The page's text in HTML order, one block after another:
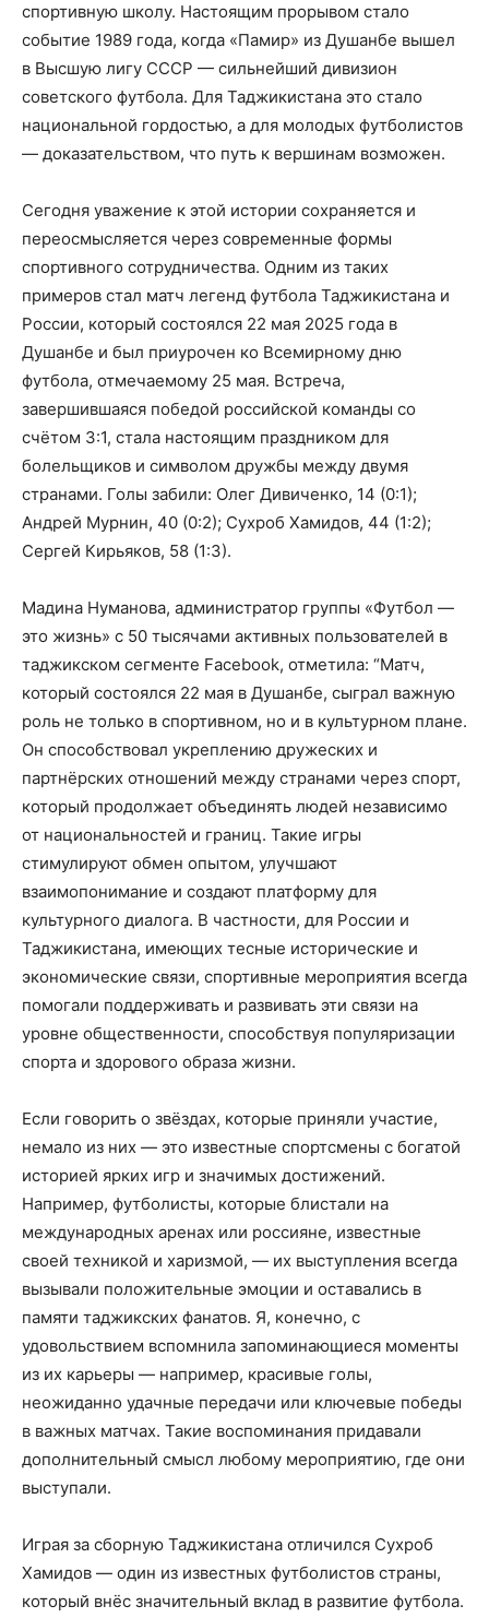
спортивную школу. Настоящим прорывом стало
событие 1989 года, когда «Памир» из Душанбе вышел
в Высшую лигу СССР — сильнейший дивизион
советского футбола. Для Таджикистана это стало
национальной гордостью, а для молодых футболистов
— доказательством, что путь к вершинам возможен.
Сегодня уважение к этой истории сохраняется и
переосмысляется через современные формы
спортивного сотрудничества. Одним из таких
примеров стал матч легенд футбола Таджикистана и
России, который состоялся 22 мая 2025 года в
Душанбе и был приурочен ко Всемирному дню
футбола, отмечаемому 25 мая. Встреча,
завершившаяся победой российской команды со
счётом 3:1, стала настоящим праздником для
болельщиков и символом дружбы между двумя
странами. Голы забили: Олег Дивиченко, 14 (0:1);
Андрей Мурнин, 40 (0:2); Сухроб Хамидов, 44 (1:2);
Сергей Кирьяков, 58 (1:3).
Мадина Нуманова, администратор группы «Футбол —
это жизнь» с 50 тысячами активных пользователей в
таджикском сегменте Facebook, отметила: “Матч,
который состоялся 22 мая в Душанбе, сыграл важную
роль не только в спортивном, но и в культурном плане.
Он способствовал укреплению дружеских и
партнёрских отношений между странами через спорт,
который продолжает объединять людей независимо
от национальностей и границ. Такие игры
стимулируют обмен опытом, улучшают
взаимопонимание и создают платформу для
культурного диалога. В частности, для России и
Таджикистана, имеющих тесные исторические и
экономические связи, спортивные мероприятия всегда
помогали поддерживать и развивать эти связи на
уровне общественности, способствуя популяризации
спорта и здорового образа жизни.
Если говорить о звёздах, которые приняли участие,
немало из них — это известные спортсмены с богатой
историей ярких игр и значимых достижений.
Например, футболисты, которые блистали на
международных аренах или россияне, известные
своей техникой и харизмой, — их выступления всегда
вызывали положительные эмоции и оставались в
памяти таджикских фанатов. Я, конечно, с
удовольствием вспомнила запоминающиеся моменты
из их карьеры — например, красивые голы,
неожиданно удачные передачи или ключевые победы
в важных матчах. Такие воспоминания придавали
дополнительный смысл любому мероприятию, где они
выступали.
Играя за сборную Таджикистана отличился Сухроб
Хамидов — один из известных футболистов страны,
который внёс значительный вклад в развитие футбола.